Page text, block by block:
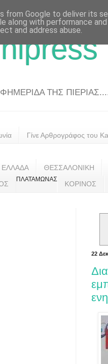
ΤΗΣ
Γίνε Αρθρογράφος του
ΕΛΛΑΔΑ ΘΕΣΣΑΛΟΝΙΚΗ
ΠΛΑΤΑΜΩΝΑΣ
ΚΟΡΙΝΟΣ
22
from Google to deliver its
along with performance
and address abuse.